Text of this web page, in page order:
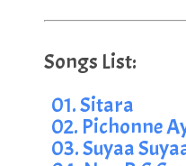
01. Sitara
02. Pichonne
03. Suyaa